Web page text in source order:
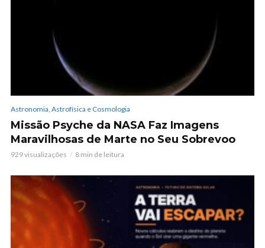
Astronomia, Astrofísica e Cosmologia
Missão Psyche da NASA Faz Imagens
Maravilhosas de Marte no Seu Sobrevoo
929 visualizações 8 min de leitura